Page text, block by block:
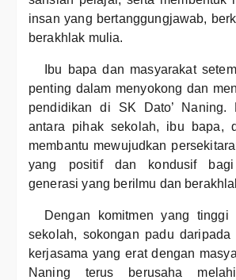
insan yang bertanggungjawab,
berakhlak mulia.
Ibu bapa dan masyarakat
penting dalam menyokong dan
pendidikan di SK Dato’ Naning.
antara pihak sekolah, ibu bapa,
membantu mewujudkan
yang positif dan kondusif bagi
generasi yang berilmu dan
Dengan komitmen yang tinggi
sekolah, sokongan padu
kerjasama yang erat dengan
Naning terus berusaha